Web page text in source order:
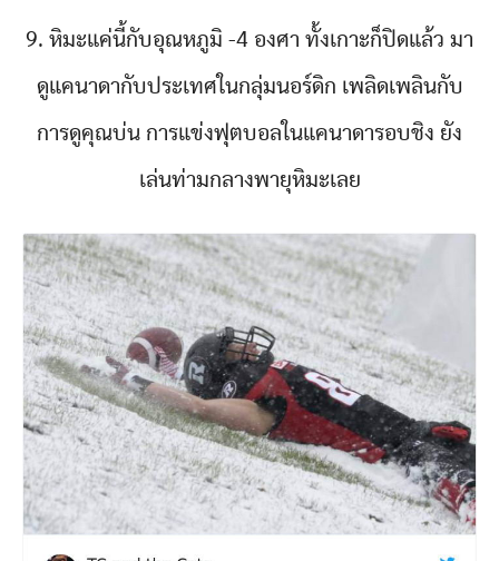
9. หิมะแค่นี้กับอุณหภูมิ -4 องศา ทั้งเกาะก็ปิดแล้ว มา
ดูแคนาดากับประเทศในกลุ่มนอร์ดิก เพลิดเพลินกับ
การดูคุณบ่น การแข่งฟุตบอลในแคนาดารอบชิง ยัง
เล่นท่ามกลางพายุหิมะเลย